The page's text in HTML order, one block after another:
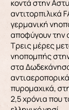
κοντά στην
αντιτορπιλικά
γερμανική
αποφύγουν την
Τρεις μέρες
νηοπομπής
στα
πυρομαχικά,
2,5 χρόνια που